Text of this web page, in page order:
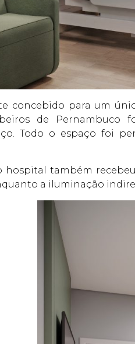
concebido para um
de Pernambuco
Todo o espaço foi
hospital também
a iluminação